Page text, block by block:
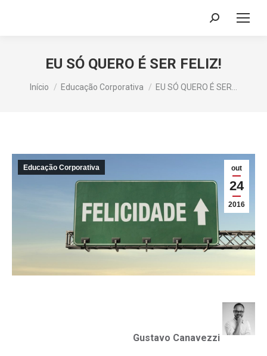
Search:
EU SÓ QUERO É SER FELIZ!
Você está aqui:
Início Educação Corporativa EU SÓ QUERO É SER…
out
24
2016
Educação Corporativa
Gustavo Canavezzi